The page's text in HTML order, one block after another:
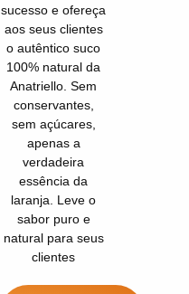
sucesso e ofereça
aos seus clientes
o autêntico suco
100% natural da
Anatriello. Sem
conservantes,
sem açúcares,
apenas a
verdadeira
essência da
laranja. Leve o
sabor puro e
natural para seus
clientes